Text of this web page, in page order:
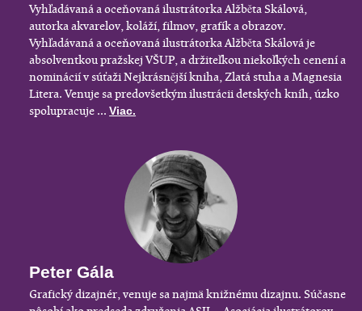
Vyhľadávaná a oceňovaná ilustrátorka Alžběta Skálová,
autorka akvarelov, koláží, filmov, grafík a obrazov.
Vyhľadávaná a oceňovaná ilustrátorka Alžběta Skálová je
absolventkou pražskej VŠUP, a držiteľkou niekoľkých cenení a
nominácií v súťaži Nejkrásnější kniha, Zlatá stuha a Magnesia
Litera. Venuje sa predovšetkým ilustrácii detských kníh, úzko
spolupracuje ...Viac.
Peter Gála
Grafický dizajnér, venuje sa najmä knižnému dizajnu. Súčasne